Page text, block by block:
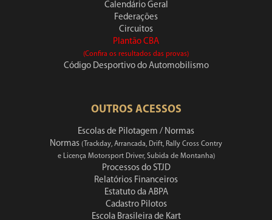
Calendário Geral
Federações
Circuitos
Plantão CBA
(Confira os resultados das provas)
Código Desportivo do Automobilismo
OUTROS ACESSOS
Escolas de Pilotagem / Normas
Normas (Trackday, Arrancada, Drift, Rally Cross Contry
e Licença Motorsport Driver, Subida de Montanha)
Processos do STJD
Relatórios Financeiros
Estatuto da ABPA
Cadastro Pilotos
Escola Brasileira de Kart